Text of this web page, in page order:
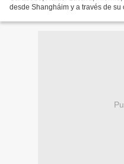
desde Shangháim y a través de